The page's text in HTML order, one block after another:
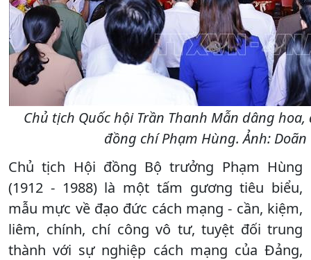
Chủ tịch Quốc hội Trần Thanh Mẫn dâng
đồng chí Phạm Hùng. Ảnh: Doãn
Chủ tịch Hội đồng Bộ trưởng Phạm Hùng
(1912 - 1988) là một tấm gương tiêu biểu,
mẫu mực về đạo đức cách mạng - cần, kiệm,
liêm, chính, chí công vô tư, tuyệt đối trung
thành với sự nghiệp cách mạng của Đảng,